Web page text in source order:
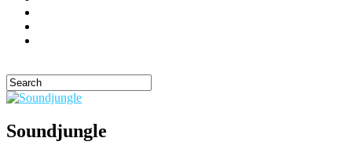
Soundjungle